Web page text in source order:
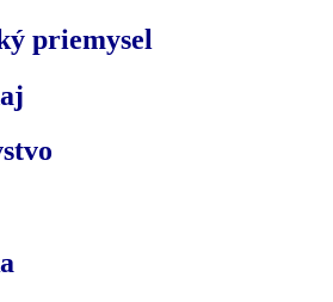
priemysel